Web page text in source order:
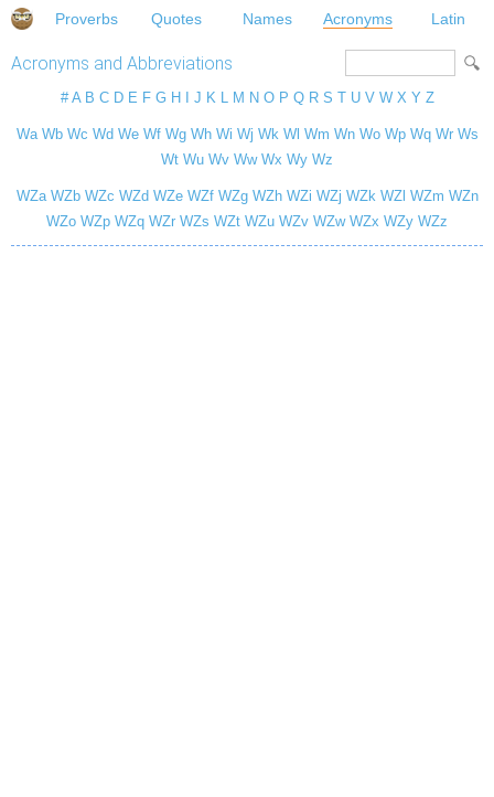
Proverbs Quotes Names Acronyms Latin
Acronyms and Abbreviations
# A B C D E F G H J K L M N O P Q R S T U V W X Y Z
Wa Wb Wc Wd We Wf Wg Wh Wi Wj Wk Wl Wm Wn Wo Wp Wq Wr Ws
Wt Wu Wv Ww Wx Wy Wz
WZa WZb WZc WZd WZe WZf WZg WZh WZi WZj WZk WZl WZm WZn
WZo WZp WZq WZr WZs WZt WZu WZv WZw WZx WZy WZz